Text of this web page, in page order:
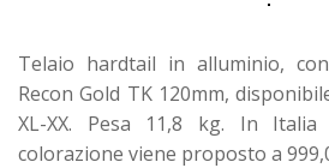
Telaio hardtail in alluminio,
Recon Gold TK 120mm,
XL-XX. Pesa 11,8 kg. In
colorazione viene proposto a